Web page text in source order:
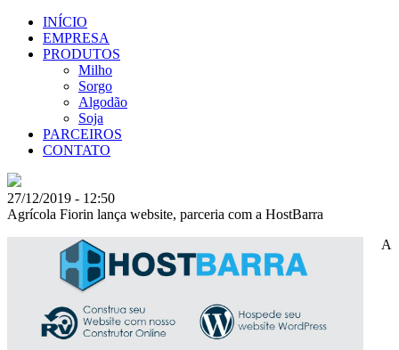
INÍCIO
EMPRESA
PRODUTOS
Milho
Sorgo
Algodão
Soja
PARCEIROS
CONTATO
27/12/2019 - 12:50
Agrícola Fiorin lança website, parceria com a HostBarra
A